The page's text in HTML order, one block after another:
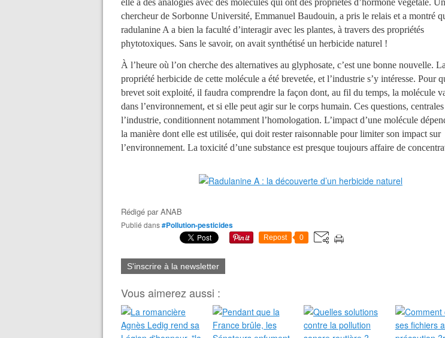
elle a des analogies avec des molécules qui ont des propriétés d’hormone végétale.
chercheur de Sorbonne Université, Emmanuel Baudouin, a pris le relais et a montré
radulanine A a bien la faculté d’interagir avec les plantes, à travers des propriétés
phytotoxiques. Sans le savoir, on avait synthétisé un herbicide naturel !
À l’heure où l’on cherche des alternatives au glyphosate, c’est une bonne nouvelle. La
propriété herbicide de cette molécule a été brevetée, et l’industrie s’y intéresse. Pour
brevet soit exploité, il faudra comprendre la façon dont, au fil du temps, la molécule
dans l’environnement, et si elle peut agir sur le corps humain. Ces questions,
l’industrie, conditionnent notamment l’homologation. L’impact d’une molécule
la manière dont elle est utilisée, qui doit rester raisonnable pour limiter son impact sur
l’environnement. La toxicité d’une substance est presque toujours affaire de
Rédigé parANAB
Publié dans#Pollution-pesticides
Repost 0
S'inscrire à la newsletter
Vous aimerez aussi :